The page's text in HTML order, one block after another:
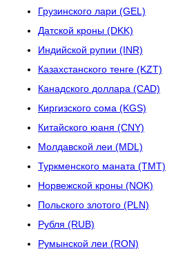
Грузинского лари (GEL)
Датской кроны (DKK)
Индийской рупии (INR)
Казахстанского тенге (KZT)
Канадского доллара (CAD)
Киргизского сома (KGS)
Китайского юаня (CNY)
Молдавской леи (MDL)
Туркменского маната (TMT)
Норвежской кроны (NOK)
Польского злотого (PLN)
Рубля (RUB)
Румынской леи (RON)